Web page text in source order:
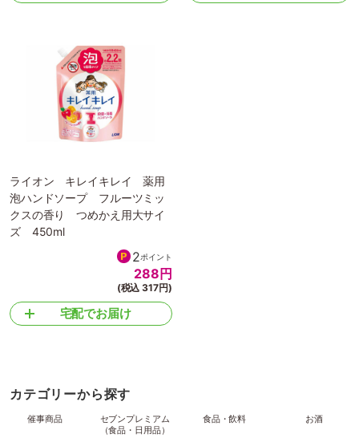
ライオン キレイキレイ 薬用
泡ハンドソープ フルーツミッ
クスの香り つめかえ用大サイ
ズ 450ml
2ポイント
288 円
(税込 317円)
宅配でお届け
カテゴリーから探す
催事商品
セブンプレミアム
（食品・日用品）
食品・飲料 お酒